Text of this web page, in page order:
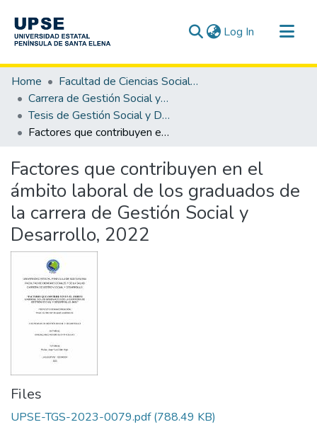
Log In (current)
Communities & Collections
All of DSpace
Statistics
Home
Facultad de Ciencias Sociales y de la Salud
Carrera de Gestión Social y Desarrollo
Tesis de Gestión Social y Desarrollo
Factores que contribuyen en el ámbito laboral de los graduados de la carrera de Gestión Social y Desarrollo, 2022
Factores que contribuyen en el
ámbito laboral de los graduados de
la carrera de Gestión Social y
Desarrollo, 2022
Files
UPSE-TGS-2023-0079.pdf(788.49 KB)